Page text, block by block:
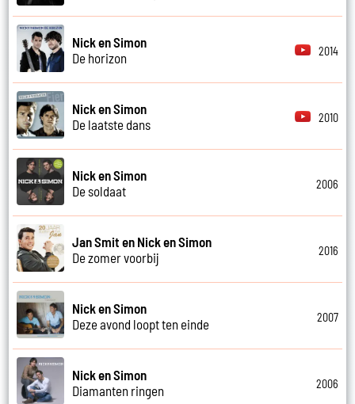
Nick en Simon
De horizon
2014
Nick en Simon
De laatste dans
2010
Nick en Simon
De soldaat
2006
Jan Smit en Nick en Simon
De zomer voorbij
2016
Nick en Simon
Deze avond loopt ten einde
2007
Nick en Simon
Diamanten ringen
2006